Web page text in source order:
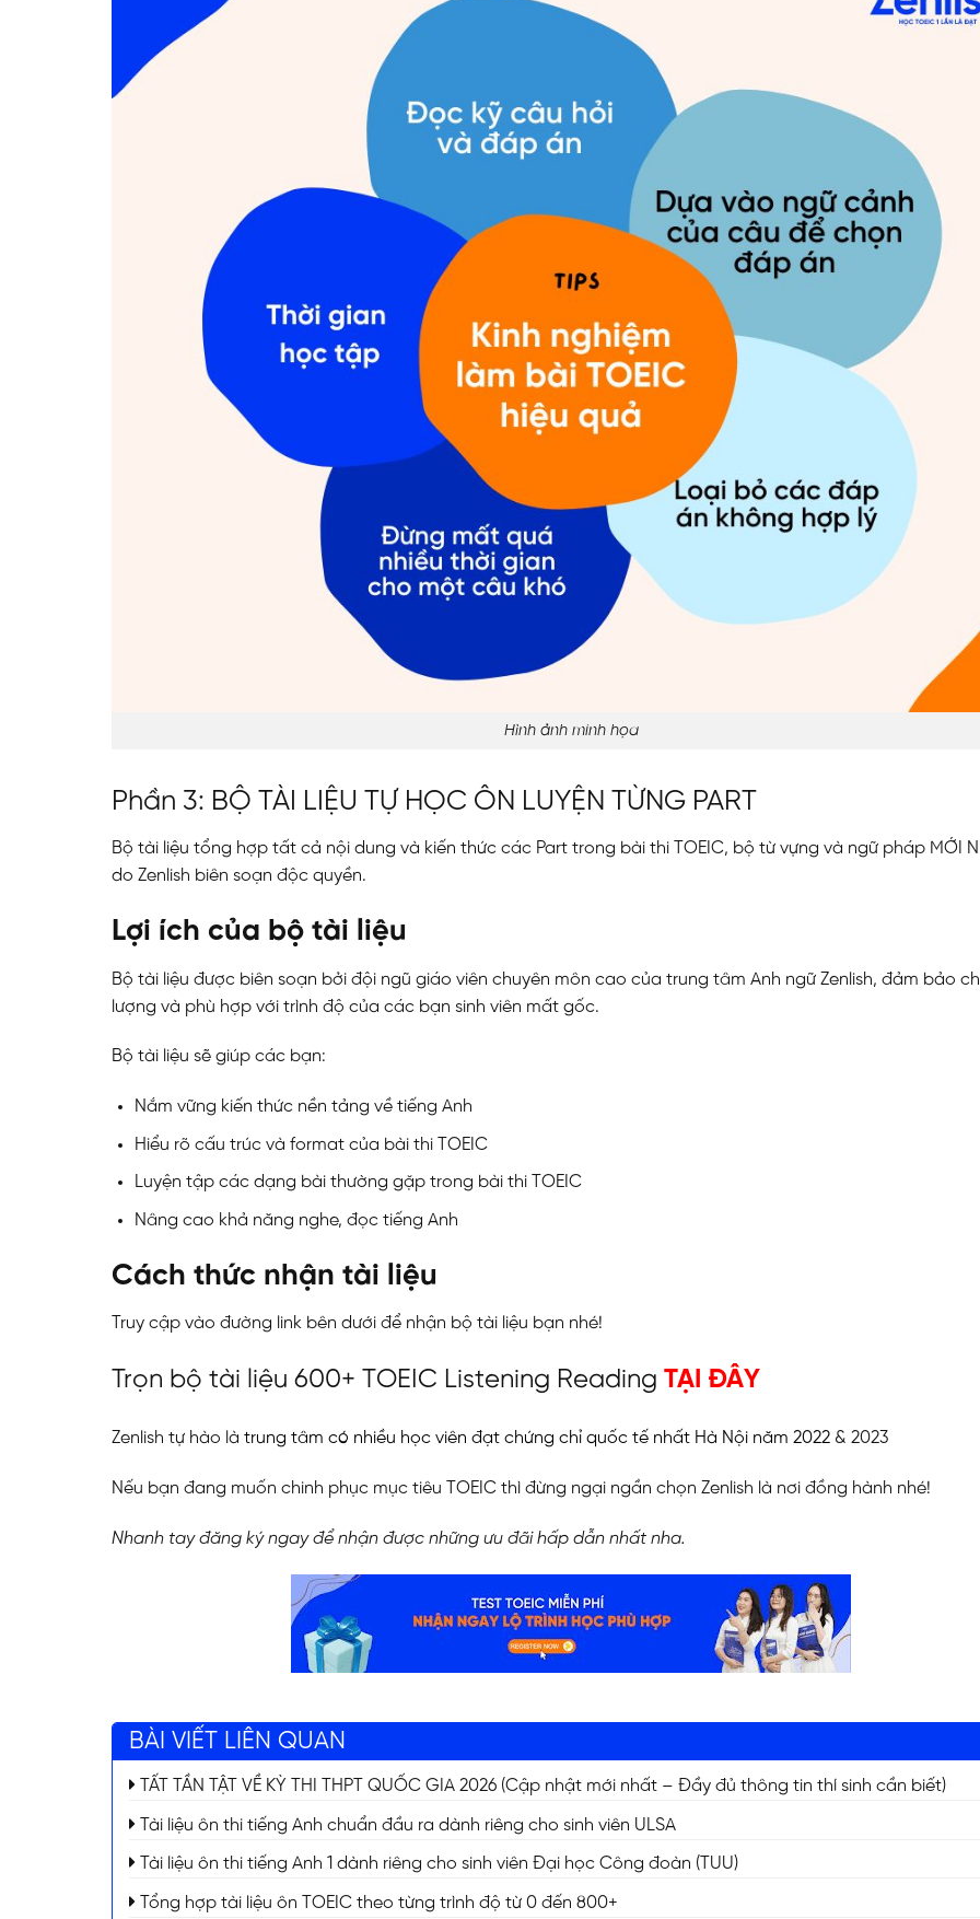
Hình ảnh minh họa
Phần 3: BỘ TÀI LIỆU TỰ HỌC ÔN LUYỆN TỪNG PART
Bộ tài liệu tổng hợp tất cả nội dung và kiến thức các Part trong bài thi TOEIC, bộ từ vựng và ngữ pháp MỚI
do Zenlish biên soạn độc quyền.
Lợi ích của bộ tài liệu
Bộ tài liệu được biên soạn bởi đội ngũ giáo viên chuyên môn cao của trung tâm Anh ngữ Zenlish, đảm bảo
lượng và phù hợp với trình độ của các bạn sinh viên mất gốc.
Bộ tài liệu sẽ giúp các bạn:
Nắm vững kiến thức nền tảng về tiếng Anh
Hiểu rõ cấu trúc và format của bài thi TOEIC
Luyện tập các dạng bài thường gặp trong bài thi TOEIC
Nâng cao khả năng nghe, đọc tiếng Anh
Cách thức nhận tài liệu
Truy cập vào đường link bên dưới để nhận bộ tài liệu bạn nhé!
Trọn bộ tài liệu 600+ TOEIC Listening Reading TẠI ĐÂY
Zenlish tự hào là trung tâm có nhiều học viên đạt chứng chỉ quốc tế nhất Hà Nội năm 2022 & 2023
Nếu bạn đang muốn chinh phục mục tiêu TOEIC thì đừng ngại ngần chọn Zenlish là nơi đồng hành nhé!
Nhanh tay đăng ký ngay để nhận được những ưu đãi hấp dẫn nhất nha.
BÀI VIẾT LIÊN QUAN
TẤT TẦN TẬT VỀ KỲ THI THPT QUỐC GIA 2026 (Cập nhật mới nhất – Đầy đủ thông tin thí sinh cần biết)
Tài liệu ôn thi tiếng Anh chuẩn đầu ra dành riêng cho sinh viên ULSA
Tài liệu ôn thi tiếng Anh 1 dành riêng cho sinh viên Đại học Công đoàn (TUU)
Tổng hợp tài liệu ôn TOEIC theo từng trình độ từ 0 đến 800+
ĐĂNG KÝ TƯ VẤN